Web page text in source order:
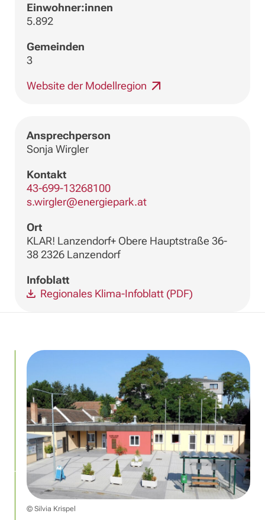
Einwohner:innen
5.892
Gemeinden
3
Website der Modellregion
Ansprechperson
Sonja Wirgler
Kontakt
43-699-13268100
s.wirgler@energiepark.at
Ort
KLAR! Lanzendorf+ Obere Hauptstraße 36-
38 2326 Lanzendorf
Infoblatt
Regionales Klima-Infoblatt (PDF)
© Silvia Krispel